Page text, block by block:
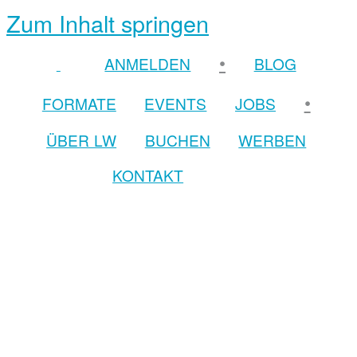
Zum Inhalt springen
ANMELDEN •
BLOG
FORMATE
EVENTS JOBS •
ÜBER LW BUCHEN
WERBEN
KONTAKT